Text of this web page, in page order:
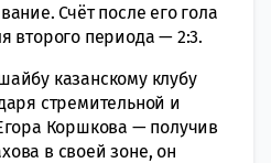
Счёт после его гола
второго периода — 2:3.
казанскому клубу
стремительной и
Коршкова — получив
в своей зоне, он